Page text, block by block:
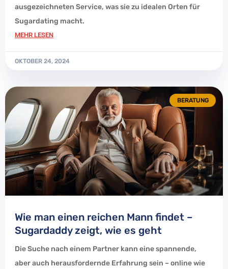
ausgezeichneten Service, was sie zu idealen Orten für
Sugardating macht.
MEHR LESEN
OKTOBER 24, 2024
BERATUNG
Wie man einen reichen Mann findet –
Sugardaddy zeigt, wie es geht
Die Suche nach einem Partner kann eine spannende,
aber auch herausfordernde Erfahrung sein – online wie